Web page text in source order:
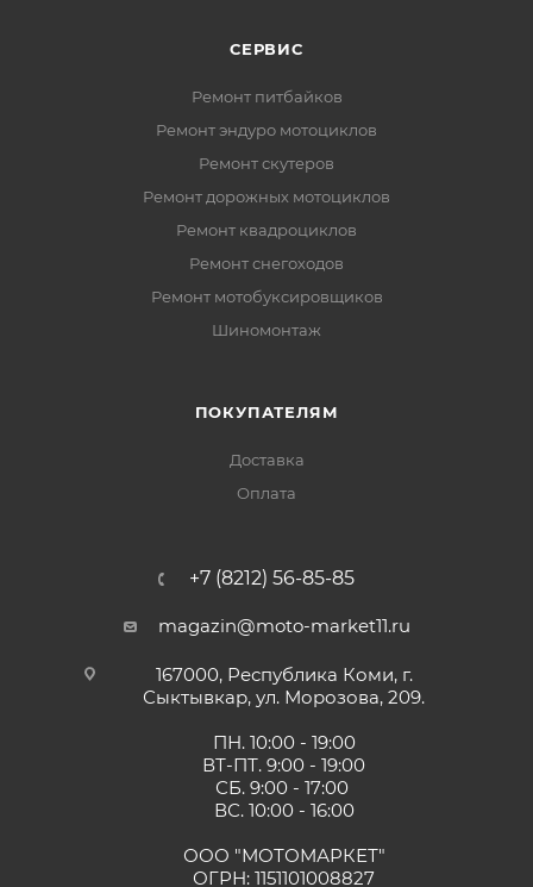
СЕРВИС
Ремонт питбайков
Ремонт эндуро мотоциклов
Ремонт скутеров
Ремонт дорожных мотоциклов
Ремонт квадроциклов
Ремонт снегоходов
Ремонт мотобуксировщиков
Шиномонтаж
ПОКУПАТЕЛЯМ
Доставка
Оплата
+7 (8212) 56-85-85
magazin@moto-market11.ru
167000, Республика Коми, г.
Сыктывкар, ул. Морозова, 209.
ПН. 10:00 - 19:00
ВТ-ПТ. 9:00 - 19:00
СБ. 9:00 - 17:00
ВС. 10:00 - 16:00
ООО "МОТОМАРКЕТ"
ОГРН: 1151101008827